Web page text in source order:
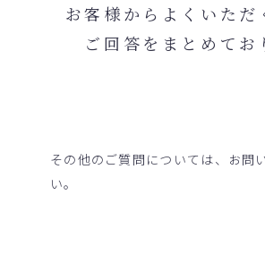
お客様から よくいただ
ご回答をまとめてお
その他のご質問については、お問
い。